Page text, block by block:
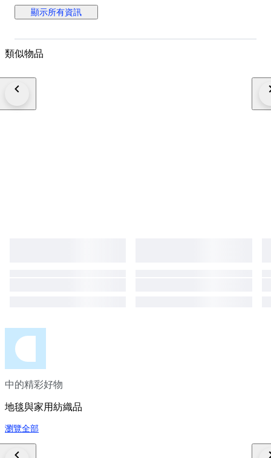
New, very good Dimensions: approx. 307x200cm Pile: wool Waft: cotton
Shipping: UPS/FedEx/DHL Our carpets are all professionally cleaned and
顯示所有資訊
類似物品
中的精彩好物
地毯與家用紡織品
瀏覽全部